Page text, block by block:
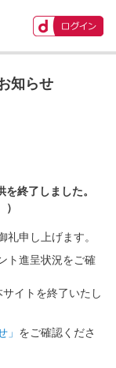
知らせ
終了しました。
申し上げます。
ト進呈状況をご確
イトを終了いたし
」 をご確認くださ